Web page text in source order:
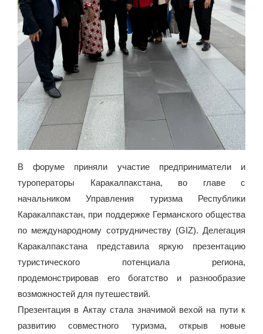
В форуме приняли участие предприниматели и
туроператоры Каракалпакстана, во главе с
начальником Управления туризма Республики
Каракалпакстан, при поддержке Германского общества
по международному сотрудничеству (GIZ). Делегация
Каракалпакстана представила яркую презентацию
туристического потенциала региона,
продемонстрировав его богатство и разнообразие
возможностей для путешествий.
Презентация в Актау стала значимой вехой на пути к
развитию совместного туризма, открыв новые